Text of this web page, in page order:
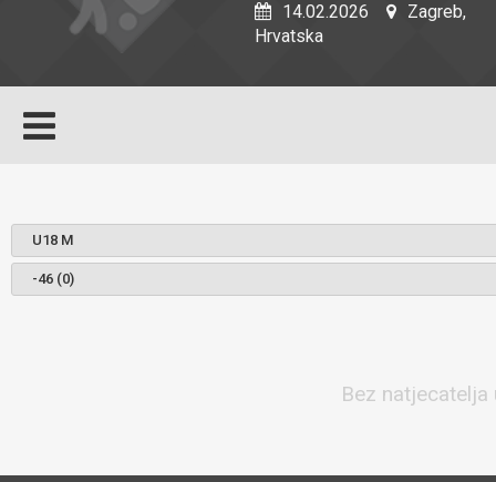
14.02.2026
Zagreb,
Hrvatska
Bez